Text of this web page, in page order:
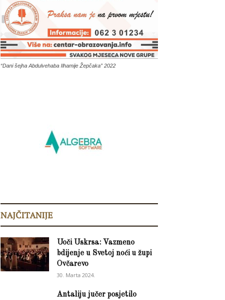
“Dani šejha Abdulvehaba Ilhamije Žepčaka” 2022
NAJČITANIJE
Uoči Uskrsa: Vazmeno
bdijenje u Svetoj noći u župi
Ovčarevo
30. Marta 2024.
Antaliju jučer posjetilo